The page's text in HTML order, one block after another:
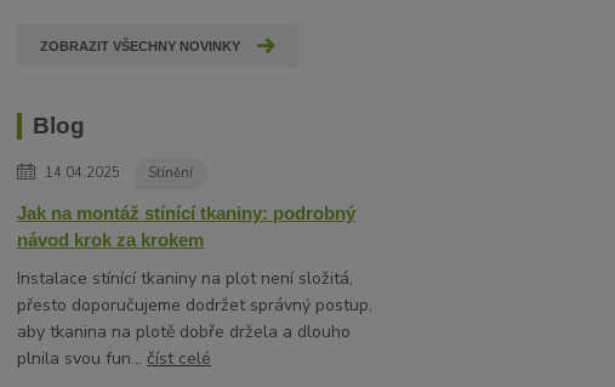
ZOBRAZIT VŠECHNY NOVINKY
Blog
14.04.2025 Stínění
Jak na montáž stínící tkaniny: podrobný
návod krok za krokem
Instalace stínící tkaniny na plot není složitá,
přesto doporučujeme dodržet správný postup,
aby tkanina na plotě dobře držela a dlouho
plnila svou fun...číst celé